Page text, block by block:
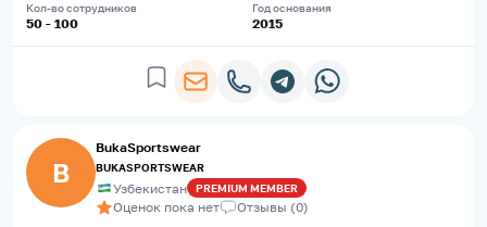
Кол-во сотрудников
50 - 100
Год основания
2015
B
BukaSportswear
BUKASPORTSWEAR
Узбекистан PREMIUM MEMBER
Оценок пока нет Отзывы (0)